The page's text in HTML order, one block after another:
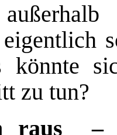
könnte
zu tun?
raus –